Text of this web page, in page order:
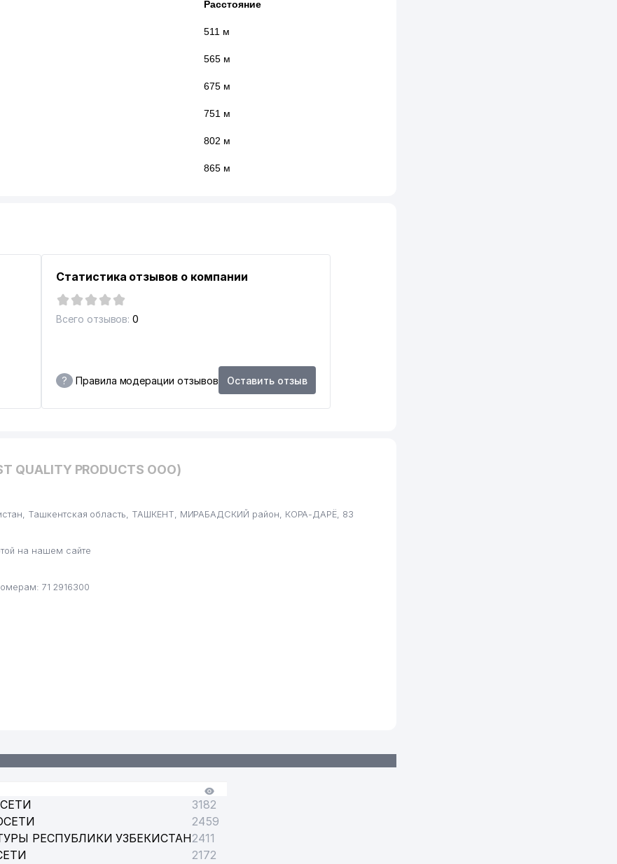
Расстояние
511 м
565 м
675 м
751 м
802 м
865 м
Статистика отзывов о компании
Всего отзывов: 0
? Правила модерации отзывов Оставить отзыв
QUALITY PRODUCTS ООО)
Ташкентская область, ТАШКЕНТ, МИРАБАДСКИЙ район, КОРА-ДАРЁ, 83
на нашем сайте
71 2916300
3182
2459
РЕСПУБЛИКИ УЗБЕКИСТАН2411
2172